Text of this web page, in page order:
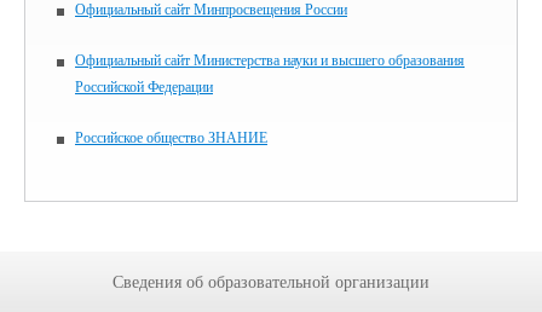
Официальный сайт Минпросвещения России
Официальный сайт Министерства науки и высшего образования
Российской Федерации
Российское общество ЗНАНИЕ
Сведения об образовательной организации